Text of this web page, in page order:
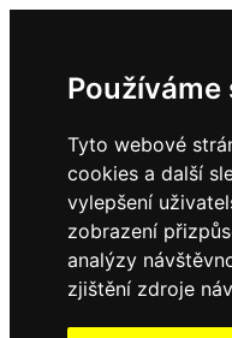
Tyto webové
cookies a další
vylepšení
zobrazení
analýzy
zjištění zdroje